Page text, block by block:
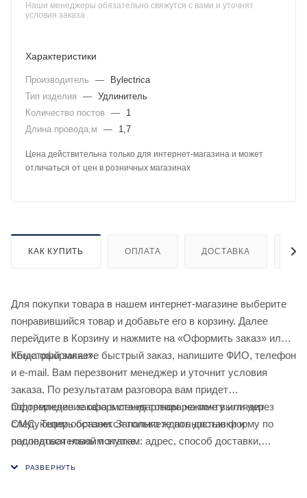
Наши менеджеры обязательно свяжутся с вами и уточнят
условия заказа
Характеристики
Производитель —
Bylectrica
Тип изделия
— Удлинитель
Количество постов
—
1
Длина провода,м
— 1,7
Цена действительна только для интернет-магазина и может
отличаться от цен в розничных магазинах
КАК КУПИТЬ ОПЛАТА ДОСТАВКА
Для покупки товара в нашем интернет-магазине выберите
понравившийся товар и добавьте его в корзину. Далее
перейдите в Корзину и нажмите на «Оформить заказ» или
«Быстрый заказ».
Когда оформляете быстрый заказ, напишите ФИО, телефон
и e-mail. Вам перезвонит менеджер и уточнит условия
заказа. По результатам разговора вам придет
подтверждение оформления товара на почту или через
СМС. Теперь останется только ждать доставки и
радоваться новой покупке.
Оформление заказа в стандартном режиме выглядит
следующим образом. Заполняете полностью форму по
последовательным этапам: адрес, способ доставки,